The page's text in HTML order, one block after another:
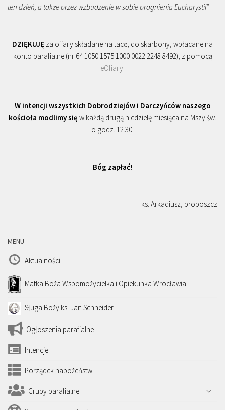
ten dzień, a także przez wzbudzenie w sobie pragnienia Eucharystii”.
DZIĘKUJĘ za ofiary składane na tacę, do skarbony, wpłacane na
konto parafialne (nr 64 1050 1575 1000 0022 2248 8492), z pomocą
eOfiary
W intencji wszystkich Dobrodziejów i Darczyńców naszego
kościoła modlimy się w każdą drugą niedzielę miesiąca na Mszy św.
o godz. 12.30.
Bóg zapłać!
ks. Arkadiusz, proboszcz
MENU
Aktualności
Matka Boża Wspomożycielka i Opiekunka Wrocławia
Sługa Boży ks. Jan Schneider
Ogłoszenia parafialne
Intencje
Porządek nabożeństw
Grupy parafialne